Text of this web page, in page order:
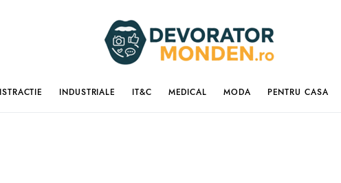
INDUSTRIALE IT&C MEDICAL MODA PENTRU CASA